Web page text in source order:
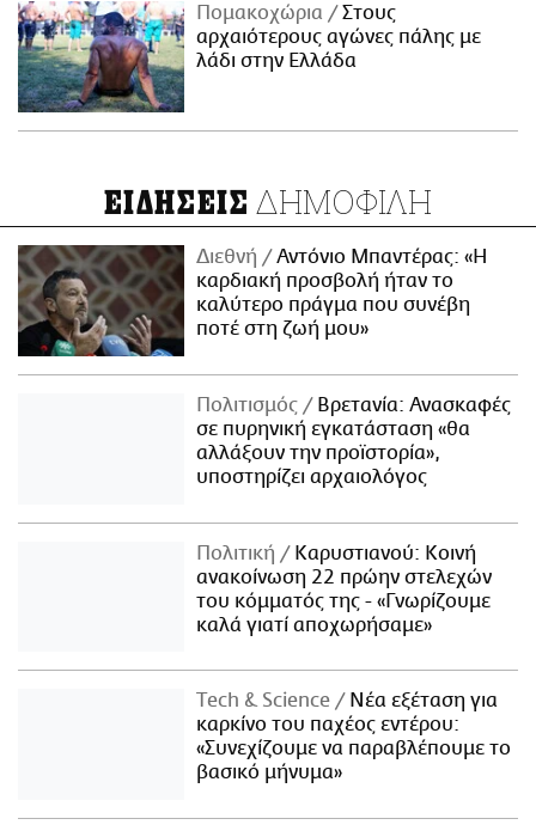
Πομακοχώρια
Στους
αρχαιότερους αγώνες πάλης με
λάδι στην Ελλάδα
ΕΙΔΗΣΕΙΣ ΔΗΜΟΦΙΛΗ
Διεθνή
Αντόνιο Μπαντέρας: «Η
καρδιακή προσβολή ήταν το
καλύτερο πράγμα που συνέβη
ποτέ στη ζωή μου»
Πολιτισμός
Βρετανία: Ανασκαφές
σε πυρηνική εγκατάσταση «θα
αλλάξουν την προϊστορία»,
υποστηρίζει αρχαιολόγος
Πολιτική
Καρυστιανού: Κοινή
ανακοίνωση 22 πρώην στελεχών
του κόμματός της - «Γνωρίζουμε
καλά γιατί αποχωρήσαμε»
Τech & Science
Νέα εξέταση για
καρκίνο του παχέος εντέρου:
«Συνεχίζουμε να παραβλέπουμε το
βασικό μήνυμα»